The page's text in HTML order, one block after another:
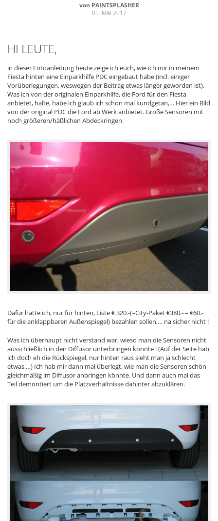
von PAINTSPLASHER
05. MAI 2017
HI LEUTE,
in dieser Fotoanleitung heute zeige ich euch, wie ich mir in meinem
Fiesta hinten eine Einparkhilfe PDC eingebaut habe (incl. einiger
Vorüberlegungen, weswegen der Beitrag etwas länger geworden ist).
Was ich von der originalen Einparkhilfe, die Ford für den Fiesta
anbietet, halte, habe ich glaub ich schon mal kundgetan,… Hier ein Bild
von der original PDC die Ford ab Werk anbietet. Große Sensoren mit
noch größeren/häßlichen Abdeckringen
Dafür hätte ich, nur für hinten, Liste € 320.-(=City-Paket €380.- – €60.-
für die anklappbaren Außenspiegel) bezahlen sollen,… na sicher nicht !
Was ich überhaupt nicht verstand war, wieso man die Sensoren nicht
ausschließlich in den Diffusor unterbringen könnte ! (Auf der Seite hab
ich doch eh die Rückspiegel, nur hinten raus sieht man ja schlecht
etwas,…) Ich hab mir dann mal überlegt, wie man die Sensoren schön
gleichmäßig im Diffusor anbringen könnte. Und dann auch mal das
Teil demontiert um die Platzverhältnisse dahinter abzuklären.